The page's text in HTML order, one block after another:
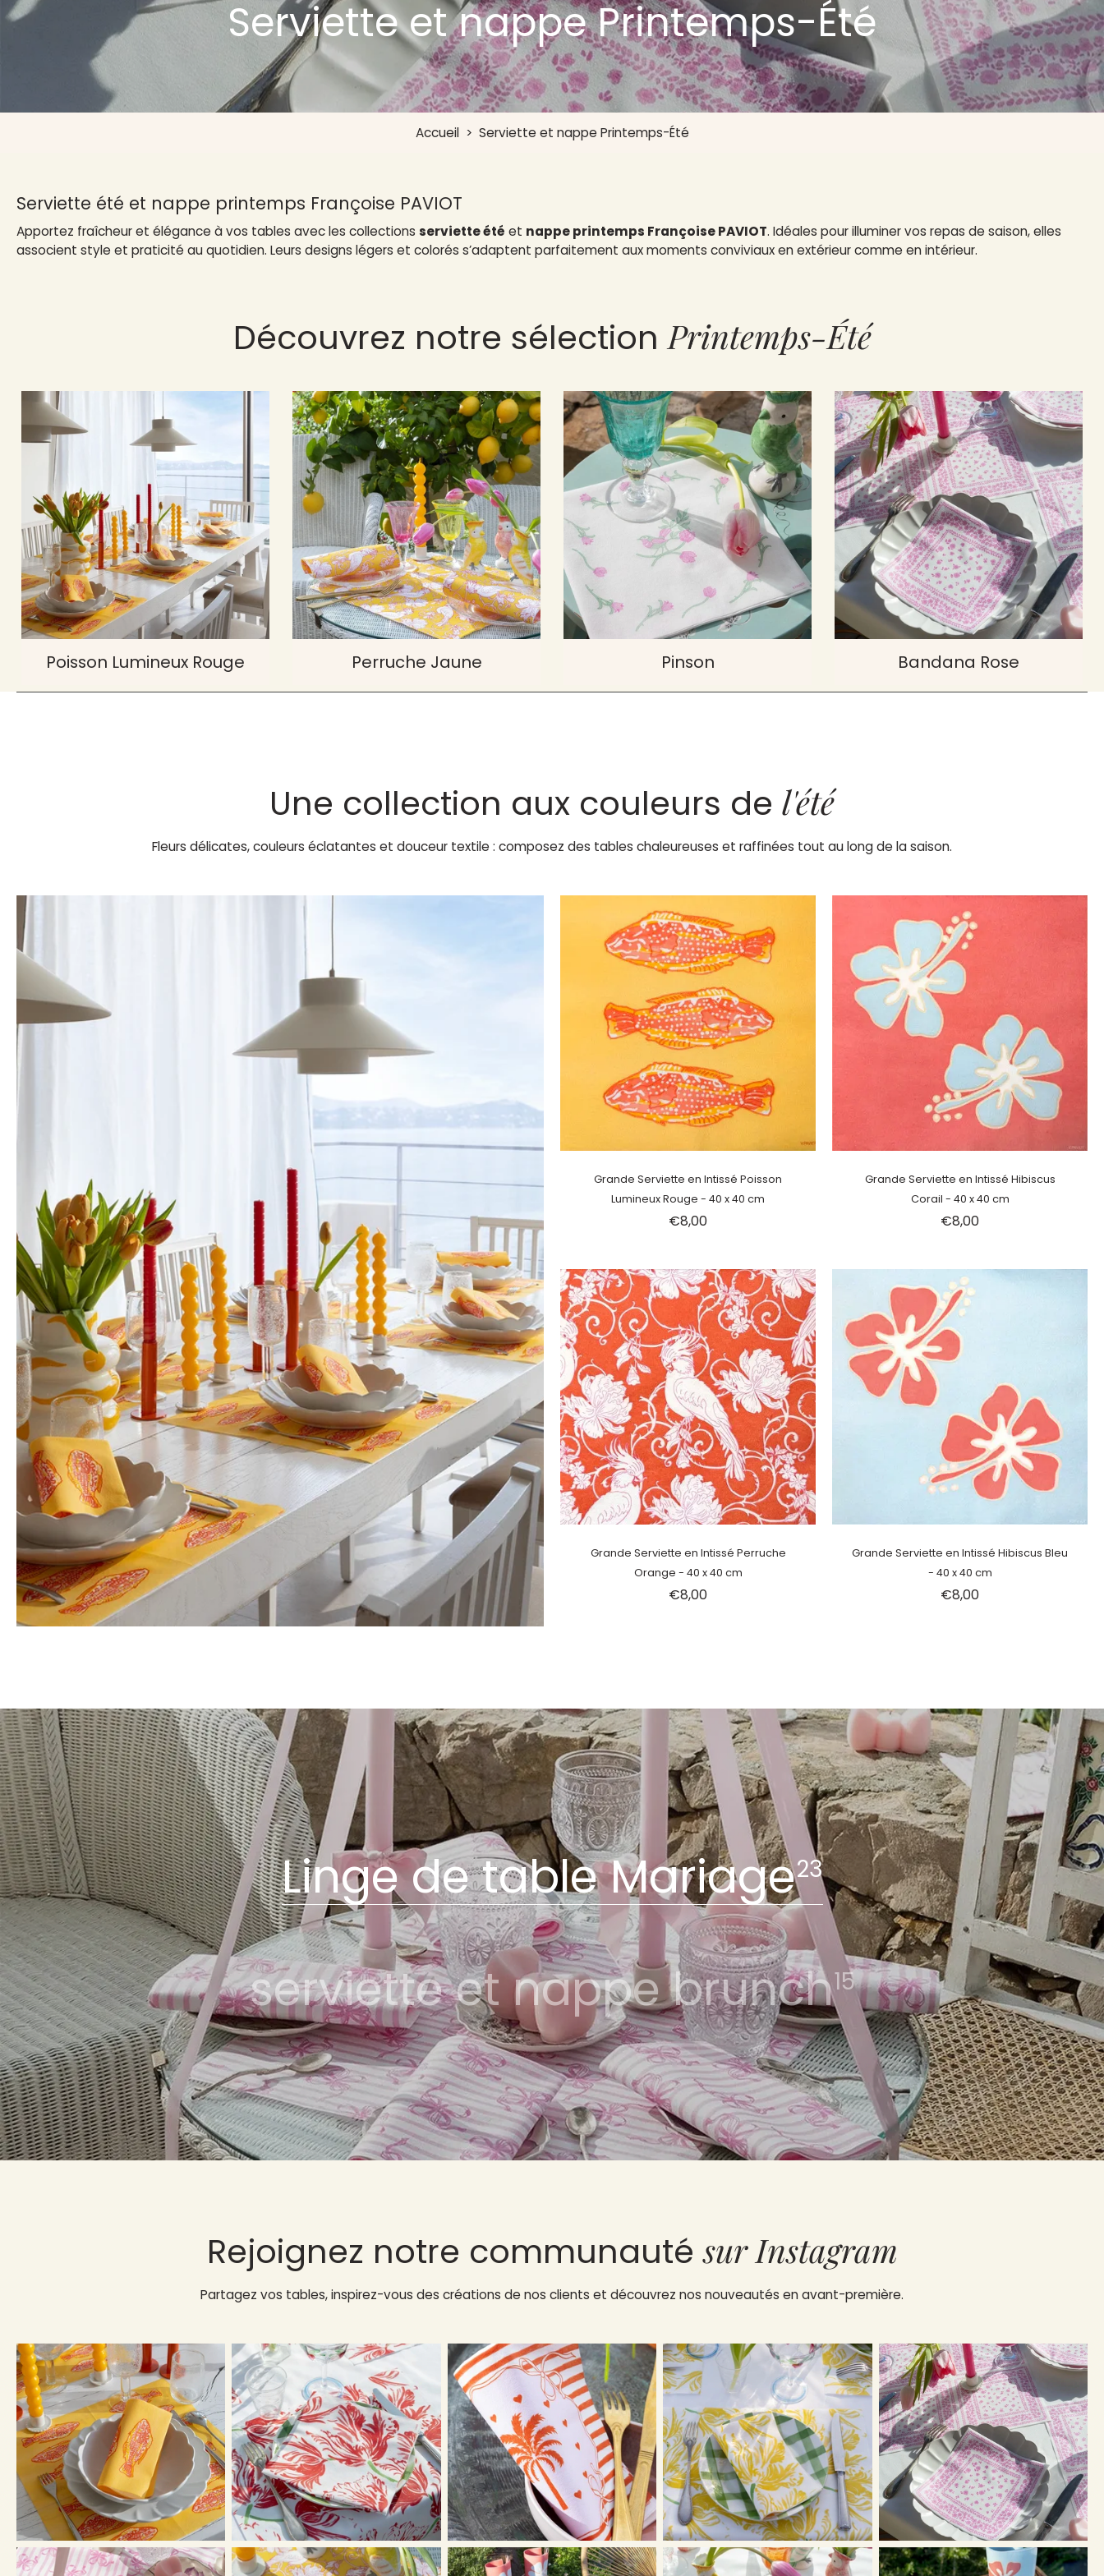
Serviette et nappe Printemps-Été
Accueil > Serviette et nappe Printemps-Été
Serviette été et nappe printemps Françoise PAVIOT
Apportez fraîcheur et élégance à vos tables avec les collections serviette été et nappe printemps Françoise PAVIOT. Idéales pour illuminer vos repas de saison, elles
associent style et praticité au quotidien. Leurs designs légers et colorés s’adaptent parfaitement aux moments conviviaux en extérieur comme en intérieur.
Découvrez notre sélectionPrintemps-Été
Poisson Lumineux Rouge Perruche Jaune Pinson Bandana Rose
Une collection aux couleurs de l'été
Fleurs délicates, couleurs éclatantes et douceur textile : composez des tables chaleureuses et raffinées tout au long de la saison.
Épuisé
Grande Serviette en Intissé Poisson
Lumineux Rouge - 40 x 40 cm
€8,00
Épuisé
Grande Serviette en Intissé Hibiscus
Corail - 40 x 40 cm
€8,00
Épuisé
Grande Serviette en Intissé Perruche
Orange - 40 x 40 cm
€8,00
Épuisé
Grande Serviette en Intissé Hibiscus Bleu
- 40 x 40 cm
€8,00
Linge de table Mariage23
serviette et nappe brunch15
Rejoignez notre communautésur Instagram
Partagez vos tables, inspirez-vous des créations de nos clients et découvrez nos nouveautés en avant-première.